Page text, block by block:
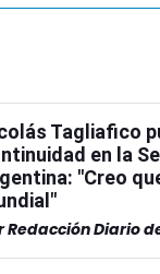
Tagliafico
en la
"Creo
Redacción Diario